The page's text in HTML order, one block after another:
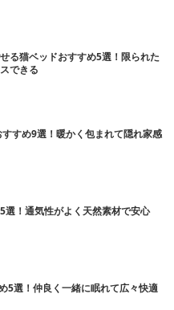
る猫ベッドおすすめ5選！限られた
できる
すめ9選！暖かく包まれて隠れ家感
選！通気性がよく天然素材で安心
5選！仲良く一緒に眠れて広々快適